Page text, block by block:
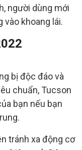
người dùng mới
vào khoang lái.
2
bị độc đáo và
chuẩn, Tucson
bạn nếu bạn
tránh xa động cơ